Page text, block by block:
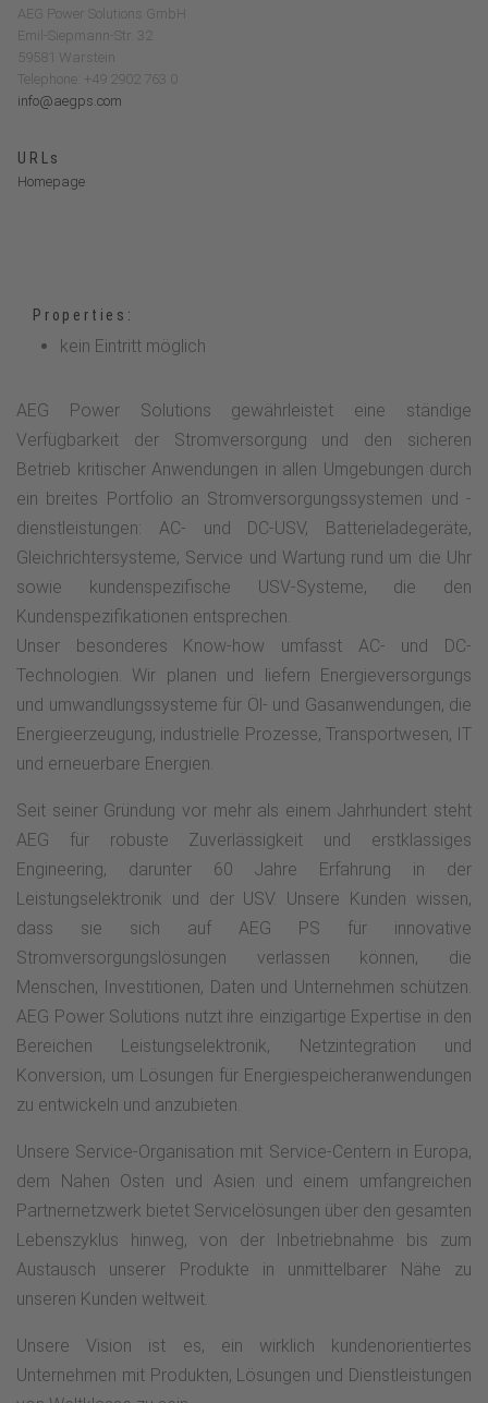
AEG Power Solutions GmbH
Emil-Siepmann-Str. 32
59581 Warstein
Telephone: +49 2902 763 0
info@aegps.com
URLs
Homepage
Properties:
kein Eintritt möglich
AEG Power Solutions gewährleistet eine ständige
Verfügbarkeit der Stromversorgung und den sicheren
Betrieb kritischer Anwendungen in allen Umgebungen durch
ein breites Portfolio an Stromversorgungssystemen und -
dienstleistungen: AC- und DC-USV, Batterieladegeräte,
Gleichrichtersysteme, Service und Wartung rund um die Uhr
sowie kundenspezifische USV-Systeme, die den
Kundenspezifikationen entsprechen.
Unser besonderes Know-how umfasst AC- und DC-
Technologien. Wir planen und liefern Energieversorgungs
und umwandlungssysteme für Öl- und Gasanwendungen, die
Energieerzeugung, industrielle Prozesse, Transportwesen, IT
und erneuerbare Energien.
Seit seiner Gründung vor mehr als einem Jahrhundert steht
AEG für robuste Zuverlässigkeit und erstklassiges
Engineering, darunter 60 Jahre Erfahrung in der
Leistungselektronik und der USV. Unsere Kunden wissen,
dass sie sich auf AEG PS für innovative
Stromversorgungslösungen verlassen können, die
Menschen, Investitionen, Daten und Unternehmen schützen.
AEG Power Solutions nutzt ihre einzigartige Expertise in den
Bereichen Leistungselektronik, Netzintegration und
Konversion, um Lösungen für Energiespeicheranwendungen
zu entwickeln und anzubieten.
Unsere Service-Organisation mit Service-Centern in Europa,
dem Nahen Osten und Asien und einem umfangreichen
Partnernetzwerk bietet Servicelösungen über den gesamten
Lebenszyklus hinweg, von der Inbetriebnahme bis zum
Austausch unserer Produkte in unmittelbarer Nähe zu
unseren Kunden weltweit.
Unsere Vision ist es, ein wirklich kundenorientiertes
Unternehmen mit Produkten, Lösungen und Dienstleistungen